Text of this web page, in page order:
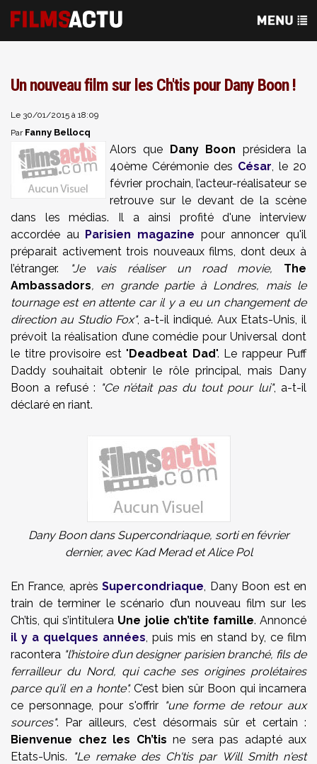
Un nouveau film sur les Ch'tis pour Dany Boon !
Le 30/01/2015 à 18:09
Par Fanny Bellocq
Alors que Dany Boon présidera la
40ème Cérémonie des César, le 20
février prochain, l’acteur-réalisateur se
retrouve sur le devant de la scène
dans les médias. Il a ainsi profité d'une interview
accordée au Parisien magazine pour annoncer qu'il
préparait activement trois nouveaux films, dont deux à
l’étranger.
"Je vais réaliser un road movie, The
Ambassadors, en grande partie à Londres, mais le
tournage est en attente car il y a eu un changement de
direction au Studio Fox", a-t-il indiqué. Aux Etats-Unis, il
prévoit la réalisation d’une comédie pour Universal dont
le titre provisoire est "Deadbeat Dad". Le rappeur Puff
Daddy souhaitait obtenir le rôle principal, mais Dany
Boon a refusé : "Ce n’était pas du tout pour lui", a-t-il
déclaré en riant.
Dany Boon dans Supercondriaque, sorti en février
dernier, avec Kad Merad et Alice Pol
En France, aprèsSupercondriaque, Dany Boon est en
train de terminer le scénario d’un nouveau film sur les
Ch’tis, qui s’intitulera Une jolie ch’tite famille. Annoncé
il y a quelques années, puis mis en stand by, ce film
racontera "l’histoire d’un designer parisien branché, fils de
ferrailleur du Nord, qui cache ses origines prolétaires
parce qu’il en a honte". C’est bien sûr Boon qui incarnera
ce personnage, pour s'offrir "une forme de retour aux
sources". Par ailleurs, c’est désormais sûr et certain :
Bienvenue chez les Ch’tis ne sera pas adapté aux
Etats-Unis.
"Le remake des Ch'tis par Will Smith n'est